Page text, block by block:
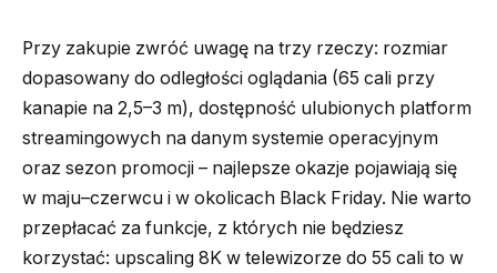
Przy zakupie zwróć uwagę na trzy rzeczy: rozmiar
dopasowany do odległości oglądania (65 cali przy
kanapie na 2,5–3 m), dostępność ulubionych platform
streamingowych na danym systemie operacyjnym
oraz sezon promocji – najlepsze okazje pojawiają się
w maju–czerwcu i w okolicach Black Friday. Nie warto
przepłacać za funkcje, z których nie będziesz
korzystać: upscaling 8K w telewizorze do 55 cali to w